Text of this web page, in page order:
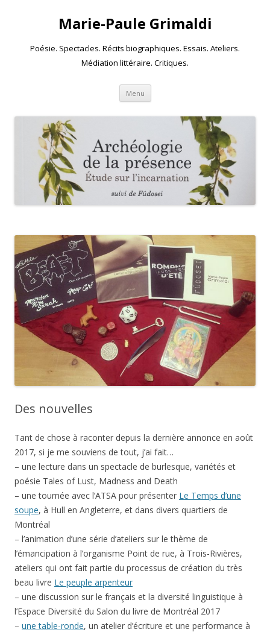
Marie-Paule Grimaldi
Poésie. Spectacles. Récits biographiques. Essais. Ateliers.
Médiation littéraire. Critiques.
Menu Skip to content
Des nouvelles
Tant de chose à raconter depuis la dernière annonce en août
2017, si je me souviens de tout, j’ai fait…
– une lecture dans un spectacle de burlesque, variétés et
poésie Tales of Lust, Madness and Death
– une tournée avec l’ATSA pour présenter Le Temps d’une
soupe, à Hull en Angleterre, et dans divers quartiers de
Montréal
– l’animation d’une série d’ateliers sur le thème de
l’émancipation à l’organisme Point de rue, à Trois-Rivières,
ateliers qui ont fait partie du processus de création du très
beau livre Le peuple arpenteur
– une discussion sur le français et la diversité linguistique à
l’Espace Diversité du Salon du livre de Montréal 2017
– une table-ronde, un atelier d’écriture et une performance à